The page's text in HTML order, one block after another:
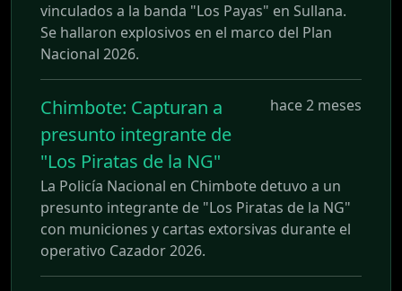
vinculados a la banda "Los Payas" en Sullana.
Se hallaron explosivos en el marco del Plan
Nacional 2026.
Chimbote: Capturan a
presunto integrante de
"Los Piratas de la NG"
hace 2 meses
La Policía Nacional en Chimbote detuvo a un
presunto integrante de "Los Piratas de la NG"
con municiones y cartas extorsivas durante el
operativo Cazador 2026.